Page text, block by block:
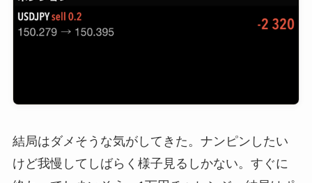
結局はダメそうな気がしてきた。ナンピンしたい
けど我慢してしばらく様子見るしかない。すぐに